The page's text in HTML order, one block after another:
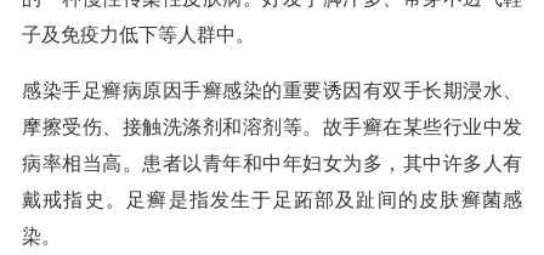
子及免疫力低下等人群中。
感染手足癣病原因手癣感染的重要诱因有双手长期浸水、
摩擦受伤、接触洗涤剂和溶剂等。故手癣在某些行业中发
病率相当高。患者以青年和中年妇女为多，其中许多人有
戴戒指史。足癣是指发生于足跖部及趾间的皮肤癣菌感
染。